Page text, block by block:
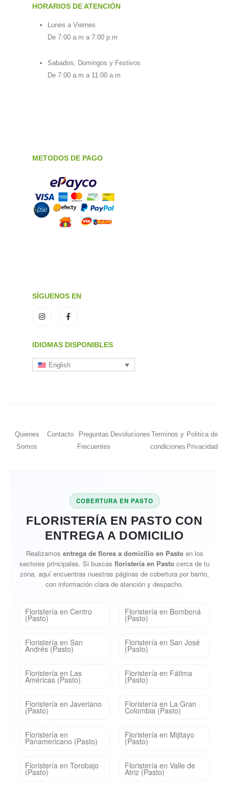
HORARIOS DE ATENCIÓN
Lunes a Viernes
De 7:00 a.m a 7:00 p.m
Sabados, Domingos y Festivos
De 7:00 a.m a 11:00 a.m
METODOS DE PAGO
SÍGUENOS EN
IDIOMAS DISPONIBLES
English
Quienes
Somos
Contacto
Preguntas
Frecuentes
Devoluciones Terminos y
condiciones
Politica de
Privacidad
COBERTURA EN PASTO
FLORISTERÍA EN PASTO CON
ENTREGA A DOMICILIO
Realizamos entrega de flores a domicilio en Pastoen los
sectores principales. Si buscas floristería en Pasto cerca de tu
zona, aquí encuentras nuestras páginas de cobertura por barrio,
con información clara de atención y despacho.
Floristería en Centro
(Pasto)
Floristería en Bomboná
(Pasto)
Floristería en San
Andrés (Pasto)
Floristería en San José
(Pasto)
Floristería en Las
Américas (Pasto)
Floristería en Fátima
(Pasto)
Floristería en Javeriano
(Pasto)
Floristería en La Gran
Colombia (Pasto)
Floristería en
Panamericano (Pasto)
Floristería en Mijitayo
(Pasto)
Floristería en Torobajo
(Pasto)
Floristería en Valle de
Atriz (Pasto)